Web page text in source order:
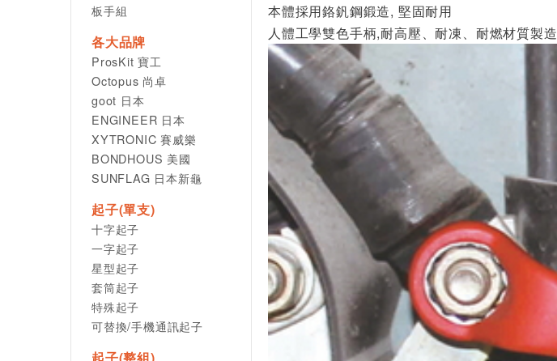
板手組
各大品牌
ProsKit 寶工
Octopus 尚卓
goot 日本
ENGINEER 日本
XYTRONIC 賽威樂
BONDHOUS 美國
SUNFLAG 日本新龜
起子(單支)
十字起子
一字起子
星型起子
套筒起子
特殊起子
可替換/手機通訊起子
起子(整組)
本體採用鉻釩鋼鍛造, 堅固耐用
人體工學雙色手柄,耐高壓、耐凍、耐燃材質製造